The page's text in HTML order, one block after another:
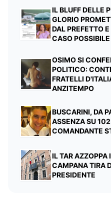
IL BLUFF DELLE
GLORIO
DAL PREFETTO
CASO
OSIMO SI
POLITICO:
FRATELLI
ANZITEMPO
BUSCARINI, DA
ASSENZA SU
COMANDANTE
IL TAR AZZOPPA
CAMPANA TIRA
PRESIDENTE